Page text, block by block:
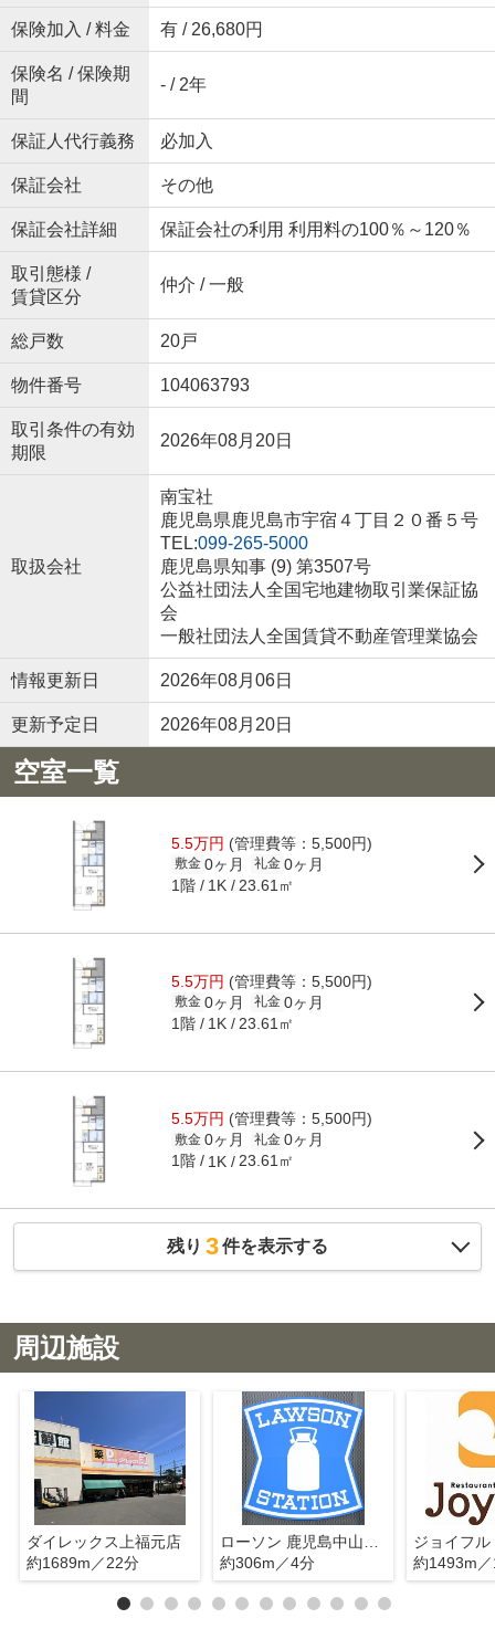
保険加入 / 料金 有 / 26,680円
保険名 / 保険期
間
- / 2年
保証人代行義務 必加入
保証会社 その他
保証会社詳細 保証会社の利用 利用料の100％～120％
取引態様 /
賃貸区分
仲介 / 一般
総戸数 20戸
物件番号 104063793
取引条件の有効
期限
2026年08月20日
取扱会社
南宝社
鹿児島県鹿児島市宇宿４丁目２０番５号
TEL:099-265-5000
鹿児島県知事 (9) 第3507号
公益社団法人全国宅地建物取引業保証協
会
一般社団法人全国賃貸不動産管理業協会
情報更新日 2026年08月06日
更新予定日 2026年08月20日
空室一覧
5.5万円 (管理費等：5,500円)
敷金 0ヶ月 礼金 0ヶ月
1階 1K 23.61㎡
5.5万円 (管理費等：5,500円)
敷金 0ヶ月 礼金 0ヶ月
1階 1K 23.61㎡
5.5万円 (管理費等：5,500円)
敷金 0ヶ月 礼金 0ヶ月
1階 1K 23.61㎡
残り 3件を表示する
周辺施設
ダイレックス上福元店
約1689m／22分
約306m／4分
約1493m